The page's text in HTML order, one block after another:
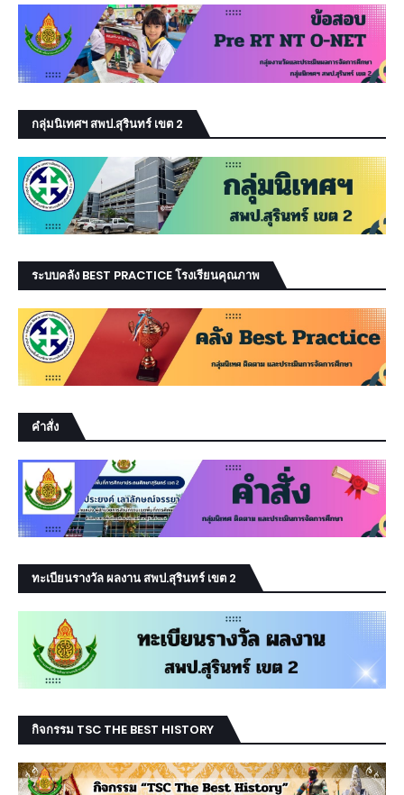
กลุ่มนิเทศฯ สพป.สุรินทร์ เขต 2
ระบบคลัง BEST PRACTICE โรงเรียนคุณภาพ
คำสั่ง
ทะเบียนรางวัล ผลงาน สพป.สุรินทร์ เขต 2
กิจกรรม TSC THE BEST HISTORY